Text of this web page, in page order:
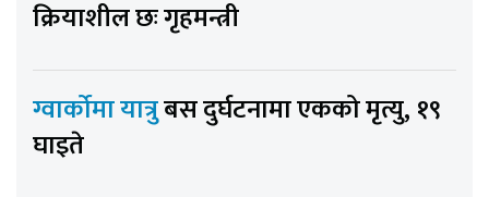
क्रियाशील छः गृहमन्त्री
ग्वार्कोमा यात्रुबस दुर्घटनामा एकको मृत्यु, १९
घाइते